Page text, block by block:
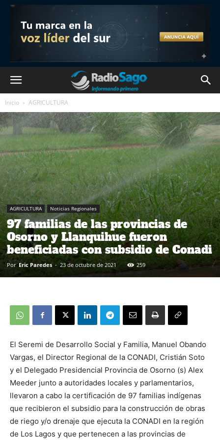
Inicio AGRICULTURA
AGRICULTURA Noticias Regionales
97 familias de las provincias de
Osorno y Llanquihue fueron
beneficiadas con subsidio de Conadi
Por Eric Paredes - 23 de octubre de 2021 259
El Seremi de Desarrollo Social y Familia, Manuel Obando
Vargas, el Director Regional de la CONADI, Cristián Soto
y el Delegado Presidencial Provincia de Osorno (s) Alex
Meeder junto a autoridades locales y parlamentarios,
llevaron a cabo la certificación de 97 familias indígenas
que recibieron el subsidio para la construcción de obras
de riego y/o drenaje que ejecuta la CONADI en la región
de Los Lagos y que pertenecen a las provincias de